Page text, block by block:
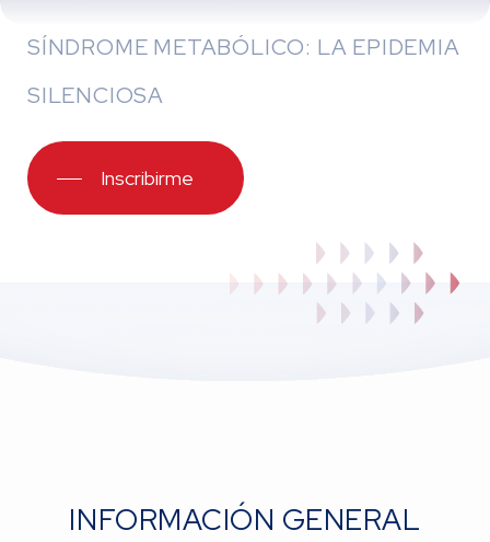
SÍNDROME METABÓLICO: LA EPIDEMIA
SILENCIOSA
Inscribirme
INFORMACIÓN GENERAL